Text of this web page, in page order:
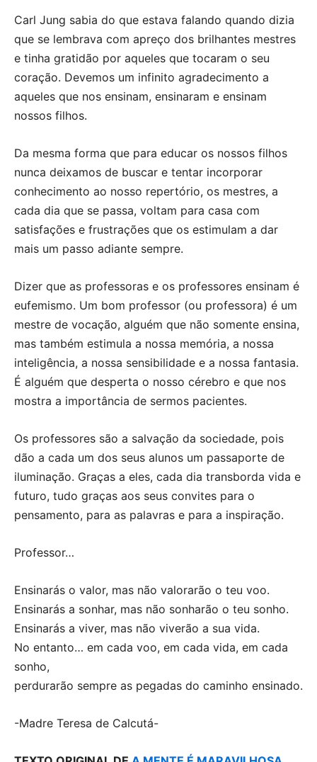
Carl Jung sabia do que estava falando quando dizia
que se lembrava com apreço dos brilhantes mestres
e tinha gratidão por aqueles que tocaram o seu
coração. Devemos um infinito agradecimento a
aqueles que nos ensinam, ensinaram e ensinam
nossos filhos.
Da mesma forma que para educar os nossos filhos
nunca deixamos de buscar e tentar incorporar
conhecimento ao nosso repertório, os mestres, a
cada dia que se passa, voltam para casa com
satisfações e frustrações que os estimulam a dar
mais um passo adiante sempre.
Dizer que as professoras e os professores ensinam é
eufemismo. Um bom professor (ou professora) é um
mestre de vocação, alguém que não somente ensina,
mas também estimula a nossa memória, a nossa
inteligência, a nossa sensibilidade e a nossa fantasia.
É alguém que desperta o nosso cérebro e que nos
mostra a importância de sermos pacientes.
Os professores são a salvação da sociedade, pois
dão a cada um dos seus alunos um passaporte de
iluminação. Graças a eles, cada dia transborda vida e
futuro, tudo graças aos seus convites para o
pensamento, para as palavras e para a inspiração.
Professor…
Ensinarás o valor, mas não valorarão o teu voo.
Ensinarás a sonhar, mas não sonharão o teu sonho.
Ensinarás a viver, mas não viverão a sua vida.
No entanto… em cada voo, em cada vida, em cada
sonho,
perdurarão sempre as pegadas do caminho ensinado.
-Madre Teresa de Calcutá-